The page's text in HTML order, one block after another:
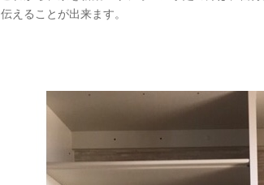
伝えることが出来ます。